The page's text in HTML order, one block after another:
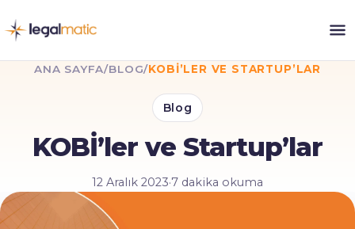
ANA SAYFA/BLOG/KOBİ’LER VE STARTUP’LAR
Blog
KOBİ’ler ve Startup’lar
12 Aralık 2023·7 dakika okuma